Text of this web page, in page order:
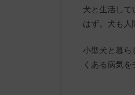
犬と生活して
はず。犬も人
小型犬と暮ら
くある病気を